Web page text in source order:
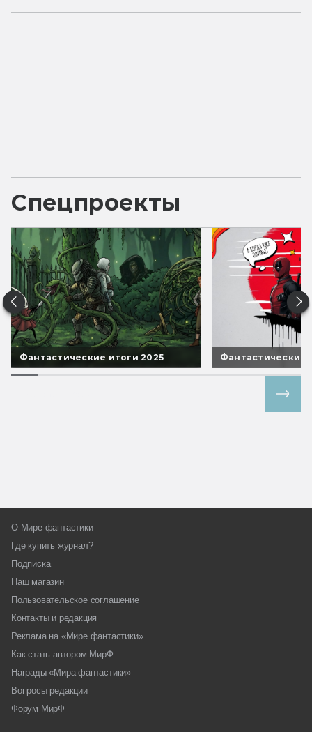
Спецпроекты
Фантастические итоги 2025 Фантастические
О Мире фантастики
Где купить журнал?
Подписка
Наш магазин
Пользовательское соглашение
Контакты и редакция
Реклама на «Мире фантастики»
Как стать автором МирФ
Награды «Мира фантастики»
Вопросы редакции
Форум МирФ